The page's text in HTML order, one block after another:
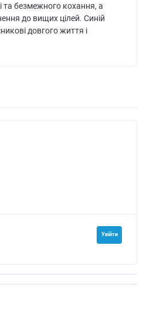
та безмежного кохання, а
до вищих цілей. Синій
довгого життя і
Увійти